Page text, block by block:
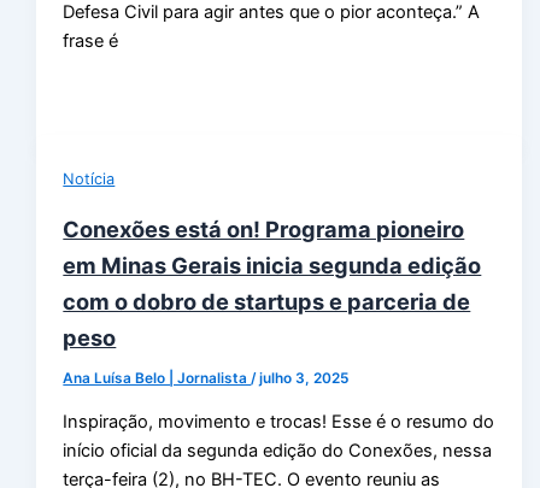
Defesa Civil para agir antes que o pior aconteça.” A
frase é
Notícia
Conexões está on! Programa pioneiro
em Minas Gerais inicia segunda edição
com o dobro de startups e parceria de
peso
Ana Luísa Belo | Jornalista/julho 3, 2025
Inspiração, movimento e trocas! Esse é o resumo do
início oficial da segunda edição do Conexões, nessa
terça-feira (2), no BH-TEC. O evento reuniu as